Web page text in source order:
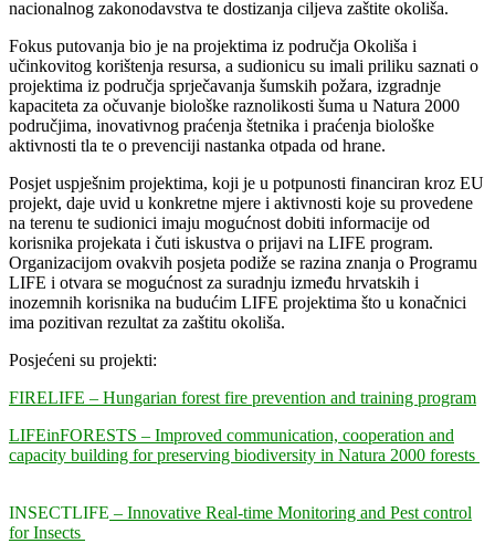
nacionalnog zakonodavstva te dostizanja ciljeva zaštite okoliša.
Fokus putovanja bio je na projektima iz područja Okoliša i
učinkovitog korištenja resursa, a sudionicu su imali priliku saznati o
projektima iz područja sprječavanja šumskih požara, izgradnje
kapaciteta za očuvanje biološke raznolikosti šuma u Natura 2000
područjima, inovativnog praćenja štetnika i praćenja biološke
aktivnosti tla te o prevenciji nastanka otpada od hrane.
Posjet uspješnim projektima, koji je u potpunosti financiran kroz EU
projekt, daje uvid u konkretne mjere i aktivnosti koje su provedene
na terenu te sudionici imaju mogućnost dobiti informacije od
korisnika projekata i čuti iskustva o prijavi na LIFE program.
Organizacijom ovakvih posjeta podiže se razina znanja o Programu
LIFE i otvara se mogućnost za suradnju između hrvatskih i
inozemnih korisnika na budućim LIFE projektima što u konačnici
ima pozitivan rezultat za zaštitu okoliša.
Posjećeni su projekti:
FIRELIFE – Hungarian forest fire prevention and training program
LIFEinFORESTS – Improved communication, cooperation and
capacity building for preserving biodiversity in Natura 2000 forests
INSECTLIFE – Innovative Real-time Monitoring and Pest control
for Insects